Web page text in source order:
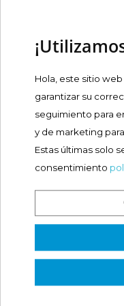
¿Es tu
3 €
Hola, este sitio
garantizar su
seguimiento para
y de marketing
Estas últimas solo
consentimiento